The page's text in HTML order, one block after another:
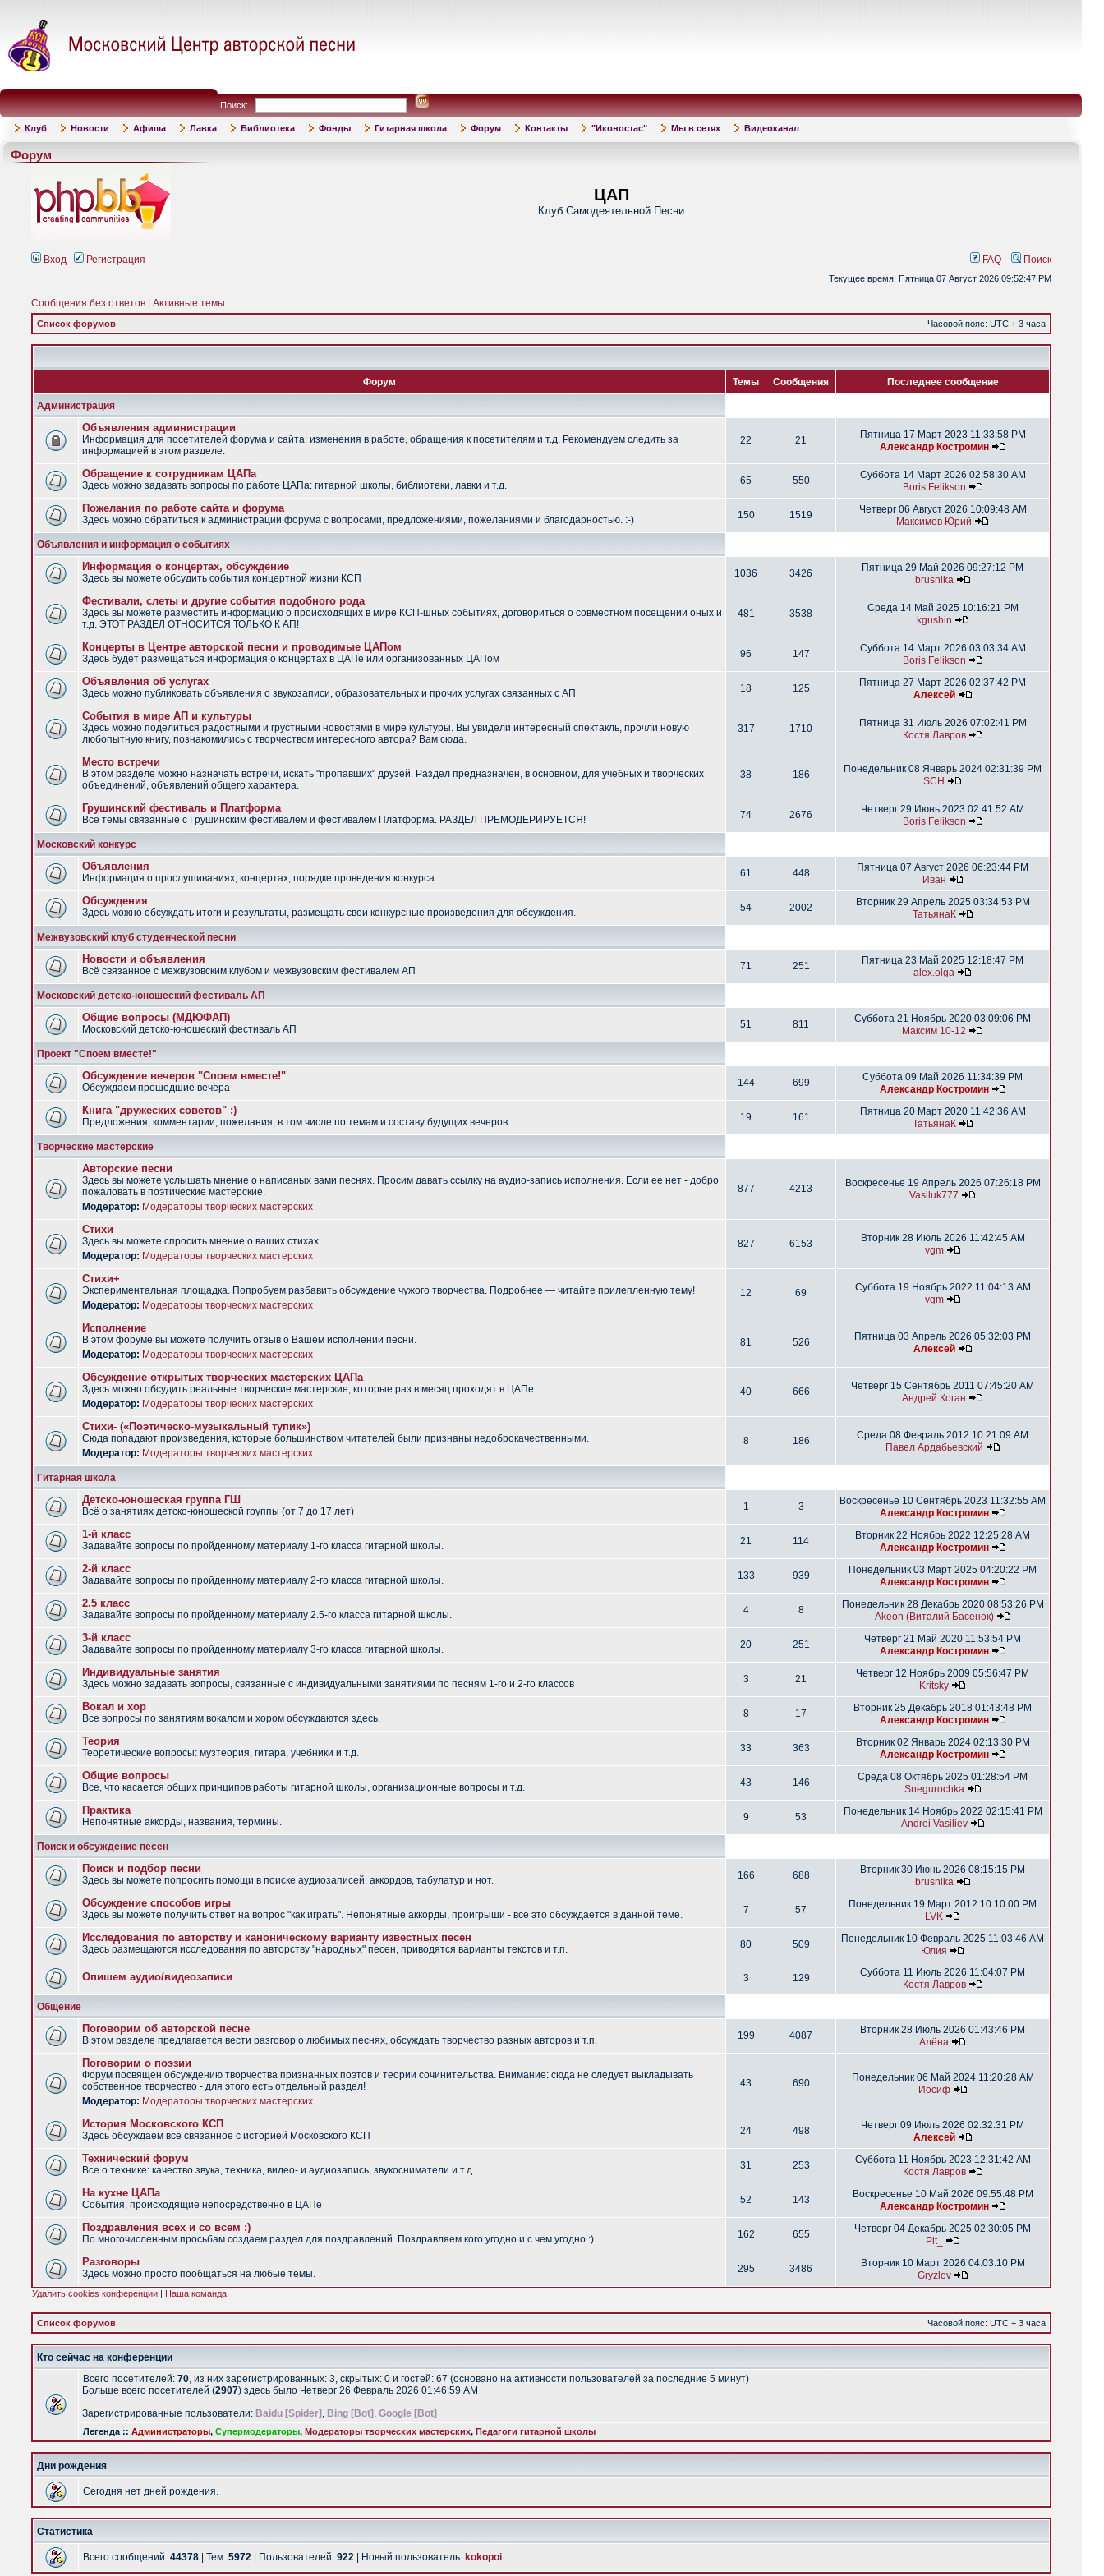
Поиск:
Клуб Новости Афиша Лавка Библиотека Фонды Гитарная школа Форум Контакты "Иконостас" Мы в сетях Видеоканал
Форум
ЦАП
Клуб Самодеятельной Песни
Вход Регистрация FAQ Поиск
Текущее время: Пятница 07 Август 2026 09:52:47 PM
Сообщения без ответов Активные темы
Список форумов Часовой пояс: UTC + 3 часа
Форум Темы Сообщения Последнее сообщение
Администрация
Объявления администрации
Информация для посетителей форума и сайта: изменения в работе, обращения к посетителям и т.д. Рекомендуем следить за
информацией в этом разделе.
22 21
Пятница 17 Март 2023 11:33:58 PM
Александр Костромин
Обращение к сотрудникам ЦАПа
Здесь можно задавать вопросы по работе ЦАПа: гитарной школы, библиотеки, лавки и т.д. 65 550
Суббота 14 Март 2026 02:58:30 AM
Boris Felikson
Пожелания по работе сайта и форума
Здесь можно обратиться к администрации форума с вопросами, предложениями, пожеланиями и благодарностью. :-) 150 1519
Четверг 06 Август 2026 10:09:48 AM
Максимов Юрий
Объявления и информация о событиях
Информация о концертах, обсуждение
Здесь вы можете обсудить события концертной жизни КСП 1036 3426
Пятница 29 Май 2026 09:27:12 PM
brusnika
Фестивали, слеты и другие события подобного рода
Здесь вы можете разместить информацию о происходящих в мире КСП-шных событиях, договориться о совместном посещении оных и
т.д. ЭТОТ РАЗДЕЛ ОТНОСИТСЯ ТОЛЬКО К АП!
481 3538
Среда 14 Май 2025 10:16:21 PM
kgushin
Концерты в Центре авторской песни и проводимые ЦАПом
Здесь будет размещаться информация о концертах в ЦАПе или организованных ЦАПом 96 147
Суббота 14 Март 2026 03:03:34 AM
Boris Felikson
Объявления об услугах
Здесь можно публиковать объявления о звукозаписи, образовательных и прочих услугах связанных с АП 18 125
Пятница 27 Март 2026 02:37:42 PM
Алексей
События в мире АП и культуры
Здесь можно поделиться радостными и грустными новостями в мире культуры. Вы увидели интересный спектакль, прочли новую
любопытную книгу, познакомились с творчеством интересного автора? Вам сюда.
317 1710
Пятница 31 Июль 2026 07:02:41 PM
Костя Лавров
Место встречи
В этом разделе можно назначать встречи, искать "пропавших" друзей. Раздел предназначен, в основном, для учебных и творческих
объединений, объявлений общего характера.
38 186
Понедельник 08 Январь 2024 02:31:39 PM
SCH
Грушинский фестиваль и Платформа
Все темы связанные с Грушинским фестивалем и фестивалем Платформа. РАЗДЕЛ ПРЕМОДЕРИРУЕТСЯ! 74 2676
Четверг 29 Июнь 2023 02:41:52 AM
Boris Felikson
Московский конкурс
Объявления
Информация о прослушиваниях, концертах, порядке проведения конкурса. 61 448
Пятница 07 Август 2026 06:23:44 PM
Иван
Обсуждения
Здесь можно обсуждать итоги и результаты, размещать свои конкурсные произведения для обсуждения. 54 2002
Вторник 29 Апрель 2025 03:34:53 PM
ТатьянаК
Межвузовский клуб студенческой песни
Новости и объявления
Всё связанное с межвузовским клубом и межвузовским фестивалем АП 71 251
Пятница 23 Май 2025 12:18:47 PM
alex.olga
Московский детско-юношеский фестиваль АП
Общие вопросы (МДЮФАП)
Московский детско-юношеский фестиваль АП 51 811
Суббота 21 Ноябрь 2020 03:09:06 PM
Максим 10-12
Проект "Споем вместе!"
Обсуждение вечеров "Споем вместе!"
Обсуждаем прошедшие вечера 144 699
Суббота 09 Май 2026 11:34:39 PM
Александр Костромин
Книга "дружеских советов" :)
Предложения, комментарии, пожелания, в том числе по темам и составу будущих вечеров. 19 161
Пятница 20 Март 2020 11:42:36 AM
ТатьянаК
Творческие мастерские
Авторские песни
Здесь вы можете услышать мнение о написаных вами песнях. Просим давать ссылку на аудио-запись исполнения. Если ее нет - добро
пожаловать в поэтические мастерские.
Модератор: Модераторы творческих мастерских
877 4213
Воскресенье 19 Апрель 2026 07:26:18 PM
Vasiluk777
Стихи
Здесь вы можете спросить мнение о ваших стихах.
Модератор: Модераторы творческих мастерских
827 6153
Вторник 28 Июль 2026 11:42:45 AM
vgm
Стихи+
Экспериментальная площадка. Попробуем разбавить обсуждение чужого творчества. Подробнее — читайте прилепленную тему!
Модератор: Модераторы творческих мастерских
12 69
Суббота 19 Ноябрь 2022 11:04:13 AM
vgm
Исполнение
В этом форуме вы можете получить отзыв о Вашем исполнении песни.
Модератор: Модераторы творческих мастерских
81 526
Пятница 03 Апрель 2026 05:32:03 PM
Алексей
Обсуждение открытых творческих мастерских ЦАПа
Здесь можно обсудить реальные творческие мастерские, которые раз в месяц проходят в ЦАПе
Модератор: Модераторы творческих мастерских
40 666
Четверг 15 Сентябрь 2011 07:45:20 AM
Андрей Коган
Стихи- («Поэтическо-музыкальный тупик»)
Сюда попадают произведения, которые большинством читателей были признаны недоброкачественными.
Модератор: Модераторы творческих мастерских
8 186
Среда 08 Февраль 2012 10:21:09 AM
Павел Ардабьевский
Гитарная школа
Детско-юношеская группа ГШ
Всё о занятиях детско-юношеской группы (от 7 до 17 лет) 1 3
Воскресенье 10 Сентябрь 2023 11:32:55 AM
Александр Костромин
1-й класс
Задавайте вопросы по пройденному материалу 1-го класса гитарной школы. 21 114
Вторник 22 Ноябрь 2022 12:25:28 AM
Александр Костромин
2-й класс
Задавайте вопросы по пройденному материалу 2-го класса гитарной школы. 133 939
Понедельник 03 Март 2025 04:20:22 PM
Александр Костромин
2.5 класс
Задавайте вопросы по пройденному материалу 2.5-го класса гитарной школы. 4 8
Понедельник 28 Декабрь 2020 08:53:26 PM
Akeon (Виталий Басенок)
3-й класс
Задавайте вопросы по пройденному материалу 3-го класса гитарной школы. 20 251
Четверг 21 Май 2020 11:53:54 PM
Александр Костромин
Индивидуальные занятия
Здесь можно задавать вопросы, связанные с индивидуальными занятиями по песням 1-го и 2-го классов 3 21
Четверг 12 Ноябрь 2009 05:56:47 PM
Kritsky
Вокал и хор
Все вопросы по занятиям вокалом и хором обсуждаются здесь. 8 17
Вторник 25 Декабрь 2018 01:43:48 PM
Александр Костромин
Теория
Теоретические вопросы: музтеория, гитара, учебники и т.д. 33 363
Вторник 02 Январь 2024 02:13:30 PM
Александр Костромин
Общие вопросы
Все, что касается общих принципов работы гитарной школы, организационные вопросы и т.д. 43 146
Среда 08 Октябрь 2025 01:28:54 PM
Snegurochka
Практика
Непонятные аккорды, названия, термины. 9 53
Понедельник 14 Ноябрь 2022 02:15:41 PM
Andrei Vasiliev
Поиск и обсуждение песен
Поиск и подбор песни
Здесь вы можете попросить помощи в поиске аудиозаписей, аккордов, табулатур и нот. 166 688
Вторник 30 Июнь 2026 08:15:15 PM
brusnika
Обсуждение способов игры
Здесь вы можете получить ответ на вопрос "как играть". Непонятные аккорды, проигрыши - все это обсуждается в данной теме. 7 57
Понедельник 19 Март 2012 10:10:00 PM
LVK
Исследования по авторству и каноническому варианту известных песен
Здесь размещаются исследования по авторству "народных" песен, приводятся варианты текстов и т.п. 80 509
Понедельник 10 Февраль 2025 11:03:46 AM
Юлия
Опишем аудио/видеозаписи 3 129
Суббота 11 Июль 2026 11:04:07 PM
Костя Лавров
Общение
Поговорим об авторской песне
В этом разделе предлагается вести разговор о любимых песнях, обсуждать творчество разных авторов и т.п. 199 4087
Вторник 28 Июль 2026 01:43:46 PM
Алёна
Поговорим о поэзии
Форум посвящен обсуждению творчества признанных поэтов и теории сочинительства. Внимание: сюда не следует выкладывать
собственное творчество - для этого есть отдельный раздел!
Модератор: Модераторы творческих мастерских
43 690
Понедельник 06 Май 2024 11:20:28 AM
Иосиф
История Московского КСП
Здесь обсуждаем всё связанное с историей Московского КСП 24 498
Четверг 09 Июль 2026 02:32:31 PM
Алексей
Технический форум
Все о технике: качество звука, техника, видео- и аудиозапись, звукосниматели и т.д. 31 253
Суббота 11 Ноябрь 2023 12:31:42 AM
Костя Лавров
На кухне ЦАПа
События, происходящие непосредственно в ЦАПе 52 143
Воскресенье 10 Май 2026 09:55:48 PM
Александр Костромин
Поздравления всех и со всем :)
По многочисленным просьбам создаем раздел для поздравлений. Поздравляем кого угодно и с чем угодно :). 162 655
Четверг 04 Декабрь 2025 02:30:05 PM
Pit_
Разговоры
Здесь можно просто пообщаться на любые темы. 295 3486
Вторник 10 Март 2026 04:03:10 PM
Gryzlov
Удалить cookies конференции | Наша команда
Список форумов Часовой пояс: UTC + 3 часа
Кто сейчас на конференции
Всего посетителей: 70, из них зарегистрированных: 3, скрытых: 0 и гостей: 67 (основано на активности пользователей за последние 5 минут)
Больше всего посетителей (2907) здесь было Четверг 26 Февраль 2026 01:46:59 AM
Зарегистрированные пользователи: Baidu [Spider] , Bing [Bot] , Google [Bot]
Легенда :: Администраторы, Супермодераторы, Модераторы творческих мастерских, Педагоги гитарной школы
Дни рождения
Сегодня нет дней рождения.
Статистика
Всего сообщений: 44378 | Тем: 5972 | Пользователей: 922 | Новый пользователь: kokopoi